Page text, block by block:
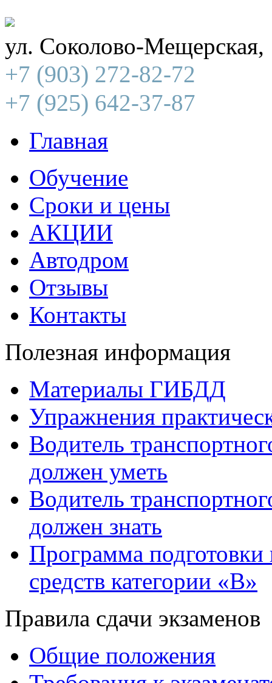
ул. Соколово-Мещерская,
+7 (903) 272-82-72
+7 (925) 642-37-87
Главная
Обучение
Сроки и цены
АКЦИИ
Автодром
Отзывы
Контакты
Полезная информация
Материалы ГИБДД
Упражнения
Водитель
должен уметь
Водитель
должен знать
Программа подготовки
средств категории «В»
Правила сдачи экзаменов
Общие положения